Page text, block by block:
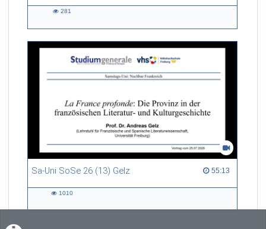
281
Sa-Uni SoSe 26 (13) Gelz 55:13
55:13 duration
1010